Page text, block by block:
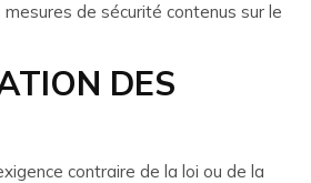
de sécurité contenus sur le
DES
contraire de la loi ou de la